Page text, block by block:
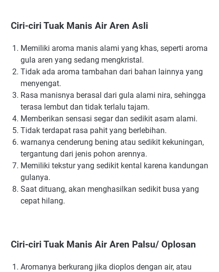
Ciri-ciri Tuak Manis Air Aren Asli
Memiliki aroma manis alami yang khas, seperti aroma
gula aren yang sedang mengkristal.
Tidak ada aroma tambahan dari bahan lainnya yang
menyengat.
Rasa manisnya berasal dari gula alami nira, sehingga
terasa lembut dan tidak terlalu tajam.
Memberikan sensasi segar dan sedikit asam alami.
Tidak terdapat rasa pahit yang berlebihan.
warnanya cenderung bening atau sedikit kekuningan,
tergantung dari jenis pohon arennya.
Memiliki tekstur yang sedikit kental karena kandungan
gulanya.
Saat dituang, akan menghasilkan sedikit busa yang
cepat hilang.
Ciri-ciri Tuak Manis Air Aren Palsu/ Oplosan
Aromanya berkurang jika dioplos dengan air, atau